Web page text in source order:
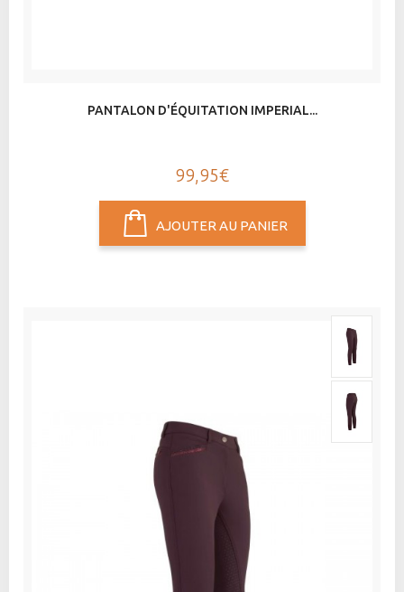
PANTALON D'ÉQUITATION IMPERIAL...
99,95€
AJOUTER AU PANIER